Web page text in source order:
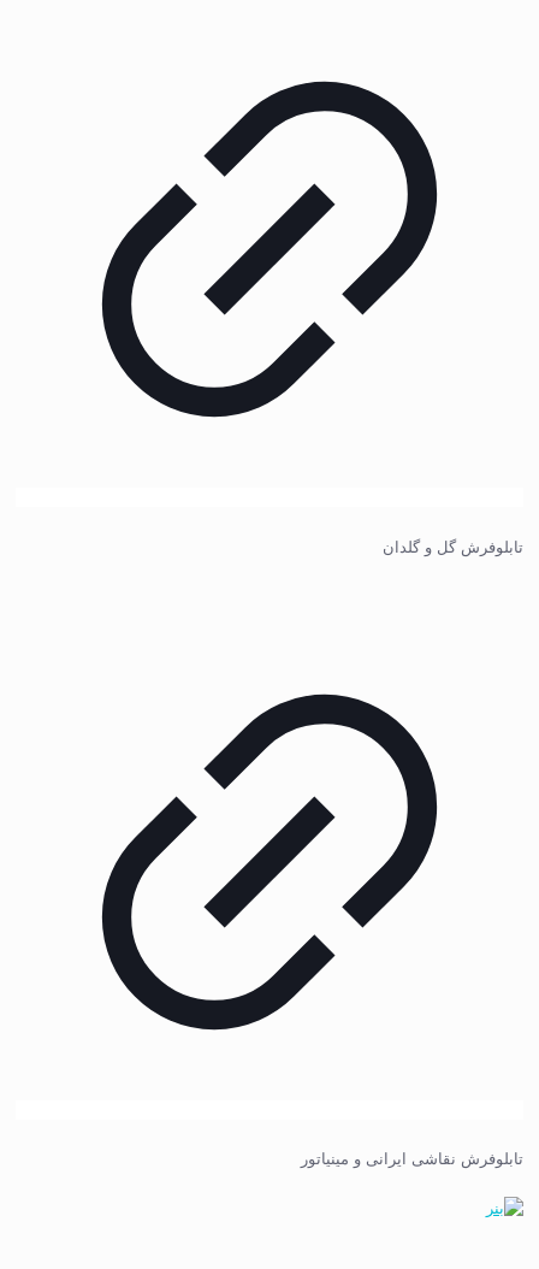
تابلوفرش گل و گلدان
تابلوفرش نقاشی ایرانی و مینیاتور